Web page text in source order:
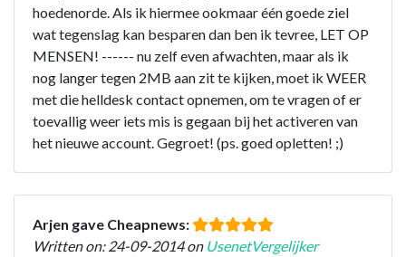
hoedenorde. Als ik hiermee ookmaar één goede ziel
wat tegenslag kan besparen dan ben ik tevree, LET OP
MENSEN! ------ nu zelf even afwachten, maar als ik
nog langer tegen 2MB aan zit te kijken, moet ik WEER
met die helldesk contact opnemen, om te vragen of er
toevallig weer iets mis is gegaan bij het activeren van
het nieuwe account. Gegroet! (ps. goed opletten! ;)
Arjen gave Cheapnews:
Written on: 24-09-2014 on UsenetVergelijker